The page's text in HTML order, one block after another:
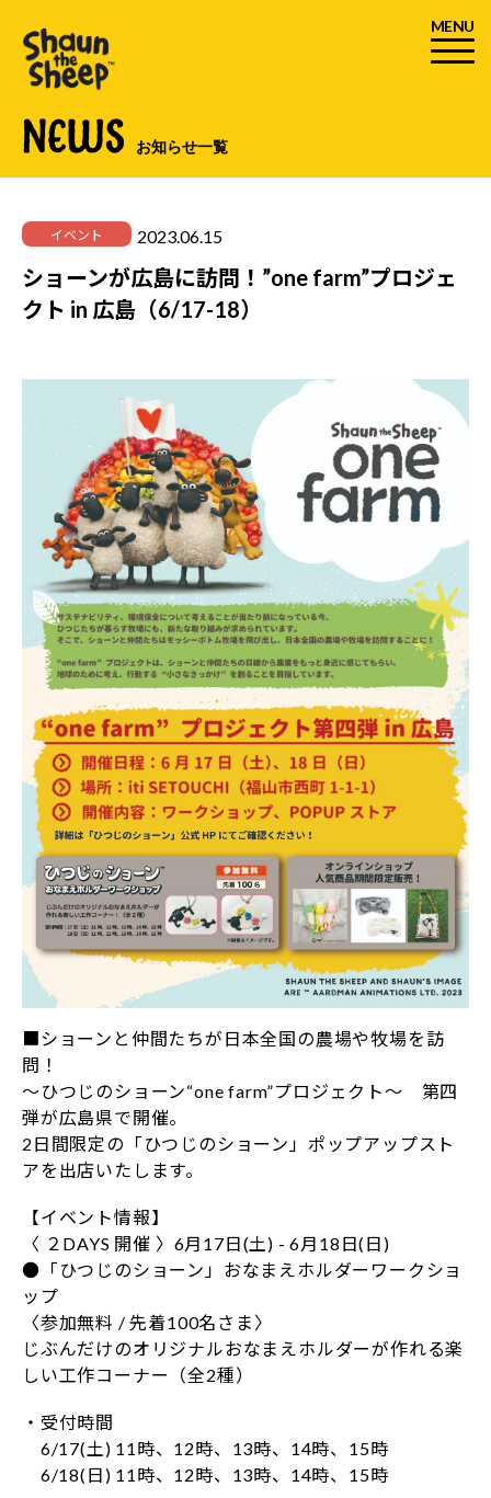
MENU
NEWS お知らせ一覧
イベント 2023.06.15
ショーンが広島に訪問！”one farm”プロジェ
クト in 広島（6/17-18）
■ショーンと仲間たちが日本全国の農場や牧場を訪
問！
～ひつじのショーン“one farm”プロジェクト～ 第四
弾が広島県で開催。
2日間限定の「ひつじのショーン」ポップアップスト
アを出店いたします。
【イベント情報】
〈 ２DAYS 開催 〉6月17日(土) - 6月18日(日)
●「ひつじのショーン」おなまえホルダーワークショ
ップ
〈参加無料 / 先着100名さま〉
じぶんだけのオリジナルおなまえホルダーが作れる楽
しい工作コーナー（全2種）
・受付時間
6/17(土) 11時、12時、13時、14時、15時
6/18(日) 11時、12時、13時、14時、15時